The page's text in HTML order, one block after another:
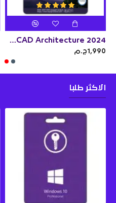
Autodesk AutoCAD Architecture 2024
1,990ج.م
الاكثر طلبا